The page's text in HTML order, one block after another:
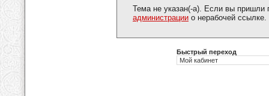
Тема не указан(-а). Если вы пришли
администрации о нерабочей ссылке.
Быстрый переход